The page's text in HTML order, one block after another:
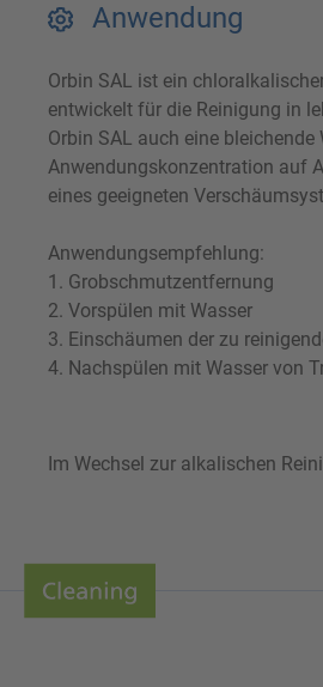
Anwendung
Orbin SAL ist ein
entwickelt für die Reinigung in
Orbin SAL auch eine
Anwendungskonzentration auf
eines geeigneten
Anwendungsempfehlung:
1. Grobschmutzentfernung
2. Vorspülen mit Wasser
3. Einschäumen der zu
4. Nachspülen mit Wasser von
Im Wechsel zur alkalischen